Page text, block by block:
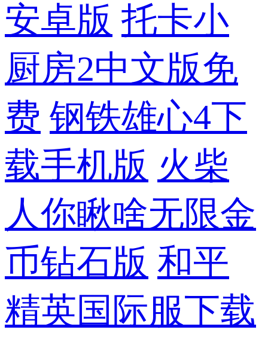
安卓版 托卡小
厨房2中文版免
费 钢铁雄心4下
载手机版 火柴
人你瞅啥无限金
币钻石版 和平
精英国际服下载